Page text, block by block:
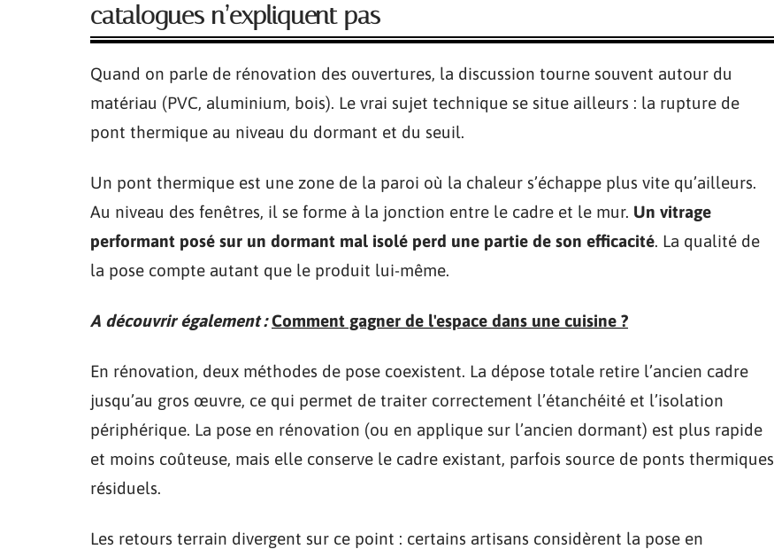
catalogues n’expliquent pas
Quand on parle de rénovation des ouvertures, la discussion tourne souvent autour du
matériau (PVC, aluminium, bois). Le vrai sujet technique se situe ailleurs : la rupture de
pont thermique au niveau du dormant et du seuil.
Un pont thermique est une zone de la paroi où la chaleur s’échappe plus vite qu’ailleurs.
Au niveau des fenêtres, il se forme à la jonction entre le cadre et le mur. Un vitrage
performant posé sur un dormant mal isolé perd une partie de son efficacité. La qualité de
la pose compte autant que le produit lui-même.
A découvrir également : Comment gagner de l'espace dans une cuisine ?
En rénovation, deux méthodes de pose coexistent. La dépose totale retire l’ancien cadre
jusqu’au gros œuvre, ce qui permet de traiter correctement l’étanchéité et l’isolation
périphérique. La pose en rénovation (ou en applique sur l’ancien dormant) est plus rapide
et moins coûteuse, mais elle conserve le cadre existant, parfois source de ponts thermiques
résiduels.
Les retours terrain divergent sur ce point : certains artisans considèrent la pose en